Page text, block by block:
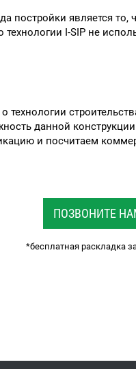
постройки является
I-SIP не
технологии
данной
и посчитаем
ПОЗВОНИТЕ
*бесплатная раскладка